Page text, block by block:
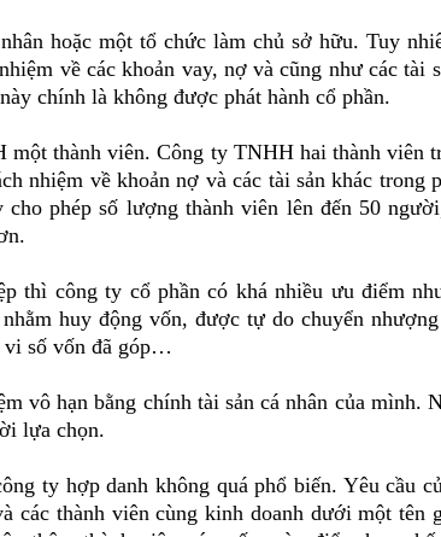
hoặc một tổ chức làm chủ sở hữu. Tuy
về các khoản vay, nợ và cũng như các tài
chính là không được phát hành cổ phần.
thành viên. Công ty TNHH hai thành viên
nhiệm về khoản nợ và các tài sản khác trong
phép số lượng thành viên lên đến 50
công ty cổ phần có khá nhiều ưu điểm
huy động vốn, được tự do chuyển
vi số vốn đã góp…
hạn bằng chính tài sản cá nhân của mình.
lựa chọn.
hợp danh không quá phổ biến. Yêu cầu
các thành viên cùng kinh doanh dưới một tên